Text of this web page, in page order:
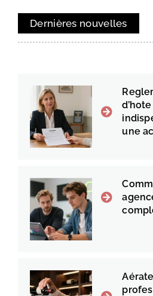
Dernières nouvelles
une